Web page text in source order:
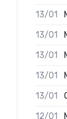
13/01
13/01
13/01
13/01
13/01
12/01